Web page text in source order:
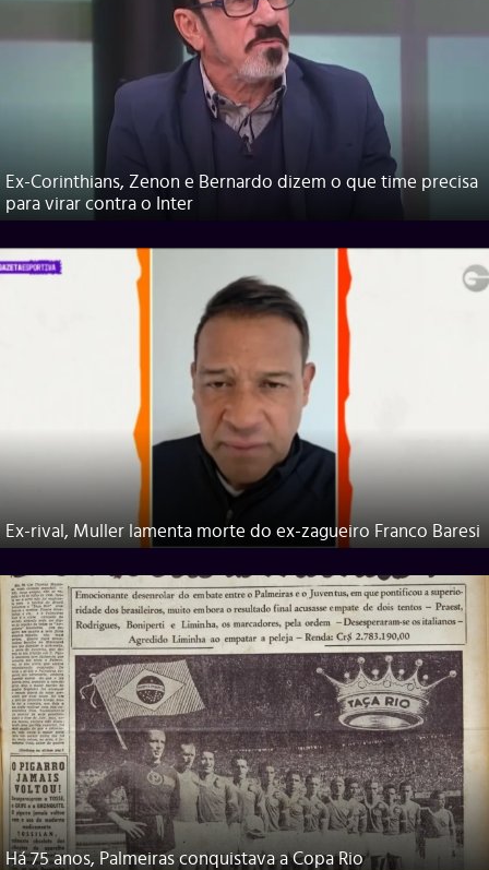
Ex-Corinthians, Zenon e Bernardo dizem o que time precisa
para virar contra o Inter
Ex-rival, Muller lamenta morte do ex-zagueiro Franco Baresi
Há 75 anos, Palmeiras conquistava a Copa Rio